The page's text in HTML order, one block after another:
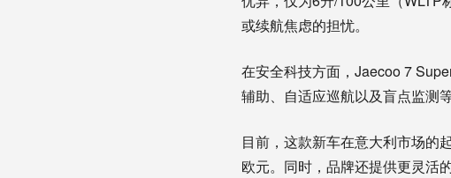
或续航焦虑的担忧。
在安全科技方面，Jaecoo 7
辅助、自适应巡航以及盲点监测
目前，这款新车在意大利市场的
欧元。同时，品牌还提供更灵活